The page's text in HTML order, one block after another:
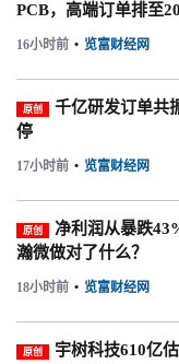
PCB，高端订单排至
16小时前 • 览富财经网
原创
千亿研发订单共
停
17小时前 • 览富财经网
原创
净利润从暴跌
瀚微做对了什么？
18小时前 • 览富财经网
原创
宇树科技610亿